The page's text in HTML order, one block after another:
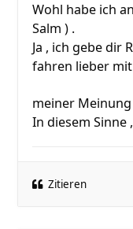
Wohl habe ich
Salm ) .
Ja , ich gebe dir
fahren lieber mit
meiner
In diesem Sinne
Zitieren